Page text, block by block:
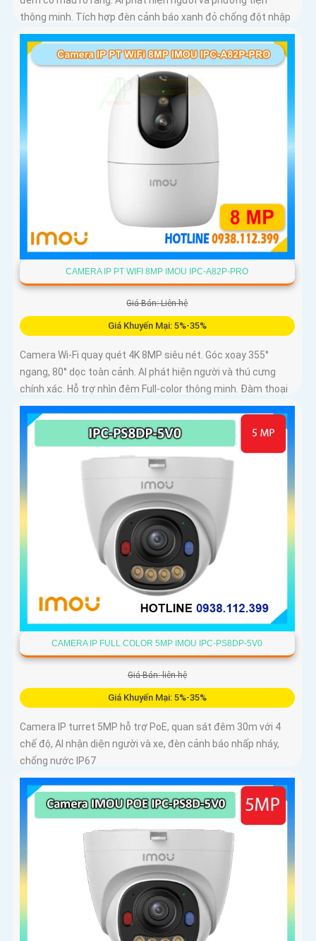
thông minh. Tích hợp đèn cảnh báo xanh đỏ chống đột nhập
CAMERA IP PT WIFI 8MP IMOU IPC-A82P-PRO
Giá Bán: Liên hệ
Giá Khuyến Mại: 5%-35%
Camera Wi-Fi quay quét 4K 8MP siêu nét. Góc xoay 355°
ngang, 80° dọc toàn cảnh. AI phát hiện người và thú cưng
chính xác. Hỗ trợ nhìn đêm Full-color thông minh. Đàm thoại
2 chiều tiện lợi từ xa
CAMERA IP FULL COLOR 5MP IMOU IPC-PS8DP-5V0
Giá Bán: liên hệ
Giá Khuyến Mại: 5%-35%
Camera IP turret 5MP hỗ trợ PoE, quan sát đêm 30m với 4
chế độ, AI nhận diện người và xe, đèn cảnh báo nhấp nháy,
chống nước IP67